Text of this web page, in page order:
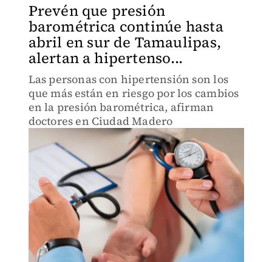
Prevén que presión
barométrica continúe hasta
abril en sur de Tamaulipas,
alertan a hipertenso...
Las personas con hipertensión son los
que más están en riesgo por los cambios
en la presión barométrica, afirman
doctores en Ciudad Madero